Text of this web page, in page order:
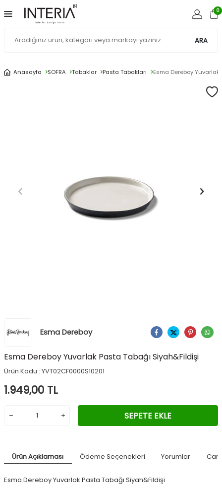
ARA
0
Anasayfa SOFRA Tabaklar Pasta Tabakları Esma Dereboy Yuvarlak
Esma Dereboy Ürünü Paylaş
Esma Dereboy Yuvarlak Pasta Tabağı Siyah&Fildişi
Ürün Kodu : YVT02CF0000S10201
1.949,00 TL
SEPETE EKLE
Ürün Açıklaması Ödeme Seçenekleri Yorumlar
Esma Dereboy Yuvarlak Pasta Tabağı Siyah&Fildişi